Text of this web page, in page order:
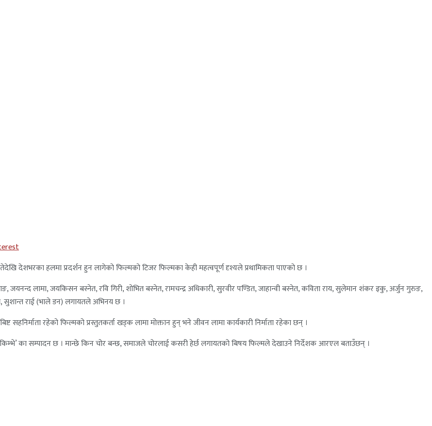
देशभरका हलमा प्रदर्शन हुन लागेको फिल्मको टिजर फिल्मका केही महत्वपूर्ण दृश्यले प्रथामिकता पाएको छ ।
जयनन्द लामा, जयकिसन बस्नेत, रवि गिरी, शोभित बस्नेत, रामचन्द्र अधिकारी, सुरवीर पण्डित, जाहान्वी बस्नेत, कविता राय, सुलेमान शंकर इकु, अर्जुन गुरुङ,
सुशान्त राई (भाले डन) लगायतले अभिनय छ ।
सहनिर्माता रहेको फिल्मको प्रस्तुतकर्ता खड्क लामा मोक्तान हुन् भने जीवन लामा कार्यकारी निर्माता रहेका छन् ।
‘किम्भे’ का सम्पादन छ । मान्छे किन चोर बन्छ, समाजले चोरलाई कसरी हेर्छ लगायतको बिषय फिल्मले देखाउने निर्देशक आरएल बताउँछन् ।